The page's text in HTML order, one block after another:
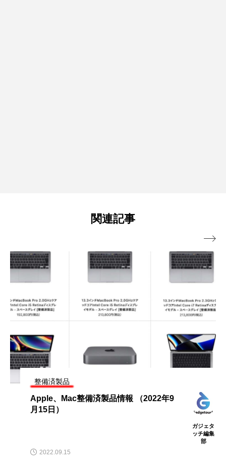
関連記事
整備済製品
Apple、Mac整備済製品情報 （2022年9
月15日）
ガジェタ
ッチ編集
部
2022.09.15
